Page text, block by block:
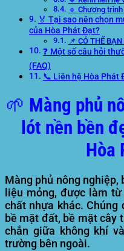
🔹 Chương
🏅 Tại sao nên chọn
của Hòa Phát Đạt?
📌 CÓ THỂ
❓ Một số câu hỏi
(FAQ)
📞 Liên hệ Hòa Phát
🌱 Màng phủ
lót nền bền
Hòa
Màng phủ nông
liệu mỏng, được làm
chất nhựa khác. Chúng
bề mặt đất, bề mặt cây
chắn giữa không khí
trường bên ngoài.